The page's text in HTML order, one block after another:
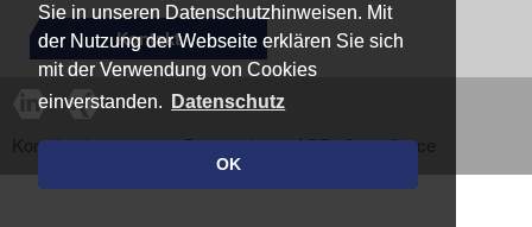
Sie in unseren Datenschutzhinweisen. Mit
der Nutzung der Webseite erklären Sie sich
mit der Verwendung von Cookies
einverstanden.
Datenschutz
OK
Sie in unseren Datenschutzhinweisen. Mit
der Nutzung der Webseite erklären Sie sich
mit der Verwendung von Cookies
einverstanden.
Datenschutz
OK
Kontakt
Kontakt Impressum Datenschutz AGB Compliance